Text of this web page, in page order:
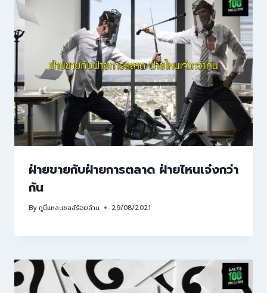
ฝ่ายขายกับฝ่ายการตลาด ฝ่ายไหนเจ๋งกว่า
กัน
Byกูนี่แหละเซลล์ร้อยล้าน 29/08/2021